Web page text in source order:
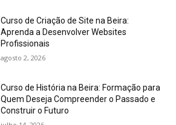
Curso de Criação de Site na Beira:
Aprenda a Desenvolver Websites
Profissionais
agosto 2, 2026
Curso de História na Beira: Formação para
Quem Deseja Compreender o Passado e
Construir o Futuro